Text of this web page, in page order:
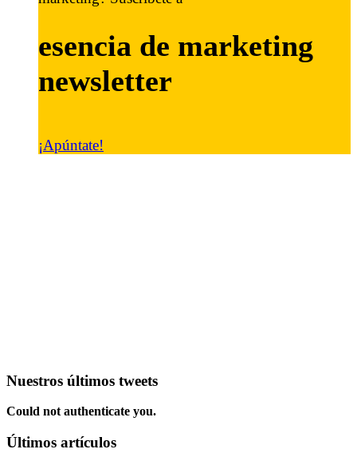
esencia de marketing
newsletter
¡Apúntate!
Nuestros últimos tweets
Could not authenticate you.
Últimos artículos